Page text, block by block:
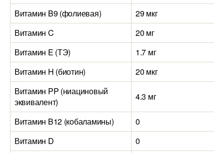
Витамин B9 (фолиевая)
29 мкг
Витамин C
20 мг
Витамин E (ТЭ)
1.7 мг
Витамин H (биотин)
20 мкг
Витамин PP (ниациновый
эквивалент)
4.3 мг
Витамин B12 (кобаламины)
0
Витамин D
0